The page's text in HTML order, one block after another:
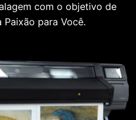
com o objetivo de
para Você.